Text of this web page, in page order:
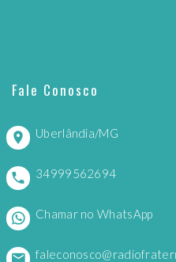
Fale Conosco
Uberlândia/MG
34999562694
Chamar no WhatsApp